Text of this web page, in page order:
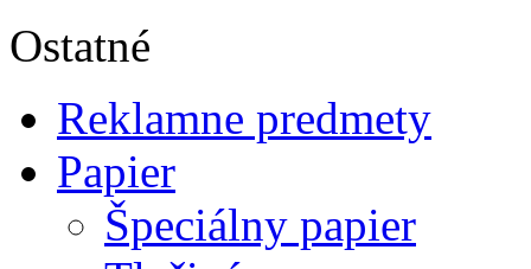
Ostatné
Reklamne predmety
Papier
Špeciálny papier